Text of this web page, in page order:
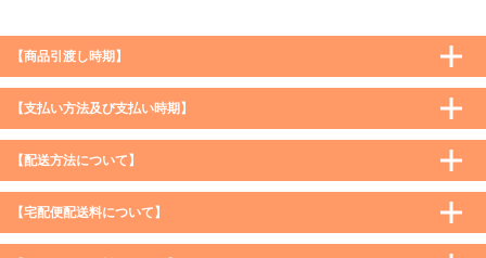
【商品引渡し時期】
【支払い方法及び支払い時期】
【配送方法について】
【宅配便配送料について】